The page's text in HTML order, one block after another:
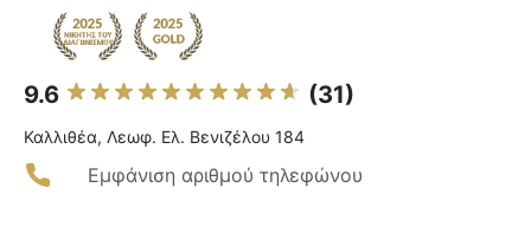
9.6 (31)
Καλλιθέα, Λεωφ. Ελ. Βενιζέλου 184
Εμφάνιση αριθμού τηλεφώνου